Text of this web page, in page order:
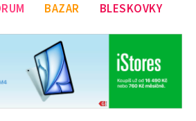
BAZAR BLESKOVKY